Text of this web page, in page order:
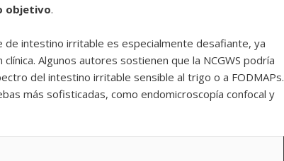
objetivo.
de intestino irritable es especialmente desafiante, ya
Algunos autores sostienen que la NCGWS podría
del intestino irritable sensible al trigo o a FODMAPs.
más sofisticadas, como endomicroscopía confocal y